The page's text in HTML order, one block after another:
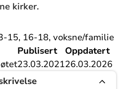
kirker.
15, 16-18, voksne/familie
Publisert
23.03.2021
Oppdatert
26.03.2026